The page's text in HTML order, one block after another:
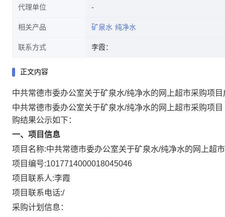
代理单位
相关产品 矿泉水 纯净水
联系方式 李霞：
正文内容
中共常德市委办公室关于矿泉水/纯净水的网上超市采购项
中共常德市委办公室关于矿泉水/纯净水的网上超市采购项目
购结果公示如下：
一、项目信息
项目名称:中共常德市委办公室关于矿泉水/纯净水的网上超
项目编号:1017714000018045046
项目联系人:李霞
项目联系电话:/
采购计划信息：